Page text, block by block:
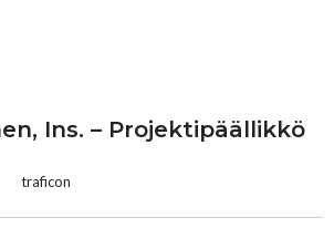
Ins. – Projektipäällikkö
traficon